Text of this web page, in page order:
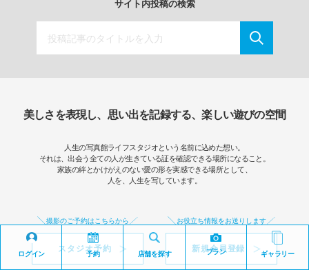
ログイン 予約 店舗を探す プラン ギャラリー
サイト内投稿の検索
美しさを表現し、思い出を記録する、楽しい遊びの空間
人生の写真館ライフスタジオという名前に込めた想い。
それは、出会う全ての人が生きている証を確認できる場所になること。
家族の絆とかけがえのない愛の形を実感できる場所として、
人を、人生を写しています。
撮影のご予約はこちらから
スタジオ予約
お役立ち情報をお送りします
新規会員登録